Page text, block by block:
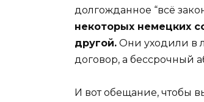
долгожданное “всё
некоторых немецких
другой. Они уходили в
договор, а бессрочный
И вот обещание, чтобы